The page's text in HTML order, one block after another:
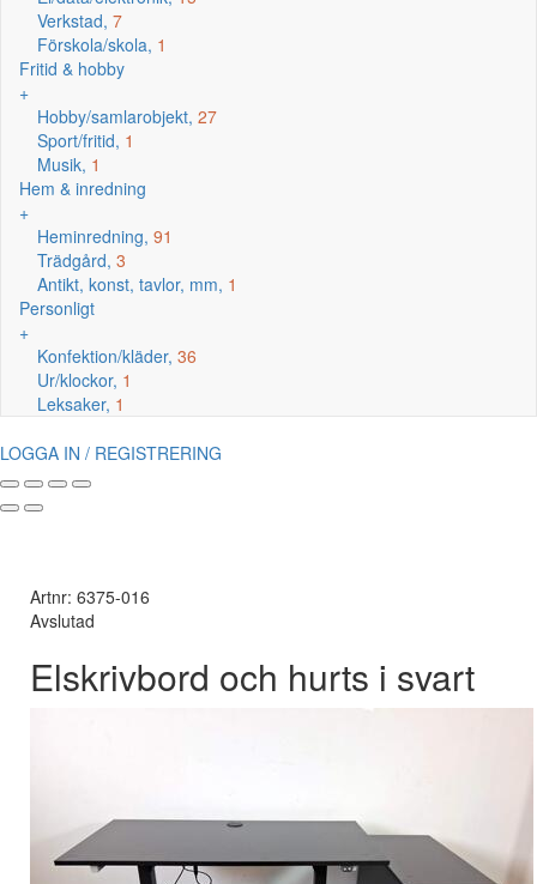
Verkstad, 7
Förskola/skola, 1
Fritid & hobby
+
Hobby/samlarobjekt, 27
Sport/fritid, 1
Musik, 1
Hem & inredning
+
Heminredning, 91
Trädgård, 3
Antikt, konst, tavlor, mm, 1
Personligt
+
Konfektion/kläder, 36
Ur/klockor, 1
Leksaker, 1
LOGGA IN / REGISTRERING
Artnr: 6375-016
Avslutad
Elskrivbord och hurts i svart